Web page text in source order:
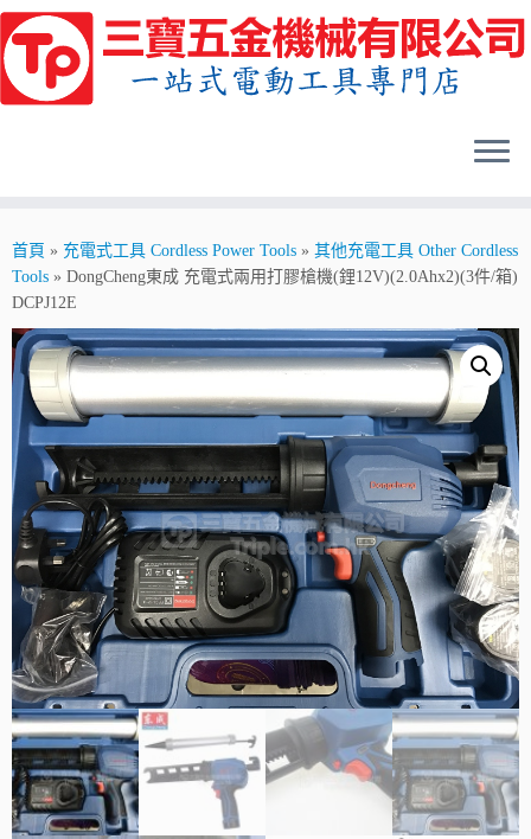
Skip
to
content
首頁 » 充電式工具 Cordless Power Tools » 其他充電工具 Other Cordless
Tools » DongCheng東成 充電式兩用打膠槍機(鋰12V)(2.0Ahx2)(3件/箱)
DCPJ12E